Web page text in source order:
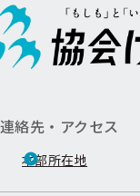
連絡先・アクセス
本部所在地